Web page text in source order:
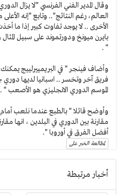
وقال المدير الفني الفرنسي "لا يزال
العالم، رغم النتائج".. وتابع "إنه
الأخرى .. لا يوجد تفاوت كبير إذا ما
بايرن ميونخ ودورتموند على سبيل المثال
" .
وأضاف فينجر " في البريمييرلييج
فريق آخر وتخسر .. اسبانيا لديها
الموسم الدوري الانجليزي هو الأصعب " .
وأوضح قائلا " بالطبع عندما نلعب أمام
مقارنة بين الدوري في البلدين ، انها
أفضل الفرق في أوروبا ".
لمطالعة الخبر على
أخبار مرتبطة